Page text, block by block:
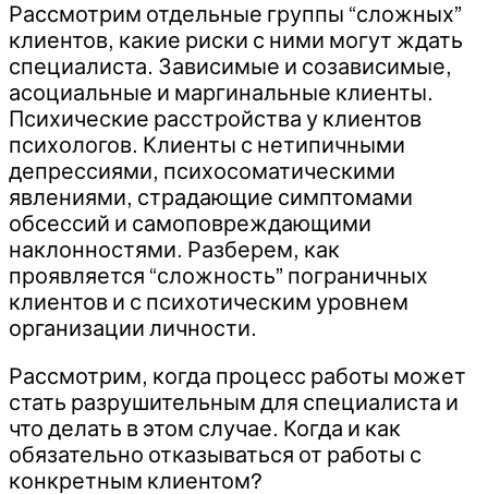
Рассмотрим отдельные группы “сложных”
клиентов, какие риски с ними могут ждать
специалиста. Зависимые и созависимые,
асоциальные и маргинальные клиенты.
Психические расстройства у клиентов
психологов. Клиенты с нетипичными
депрессиями, психосоматическими
явлениями, страдающие симптомами
обсессий и самоповреждающими
наклонностями. Разберем, как
проявляется “сложность” пограничных
клиентов и с психотическим уровнем
организации личности.
Рассмотрим, когда процесс работы может
стать разрушительным для специалиста и
что делать в этом случае. Когда и как
обязательно отказываться от работы с
конкретным клиентом?